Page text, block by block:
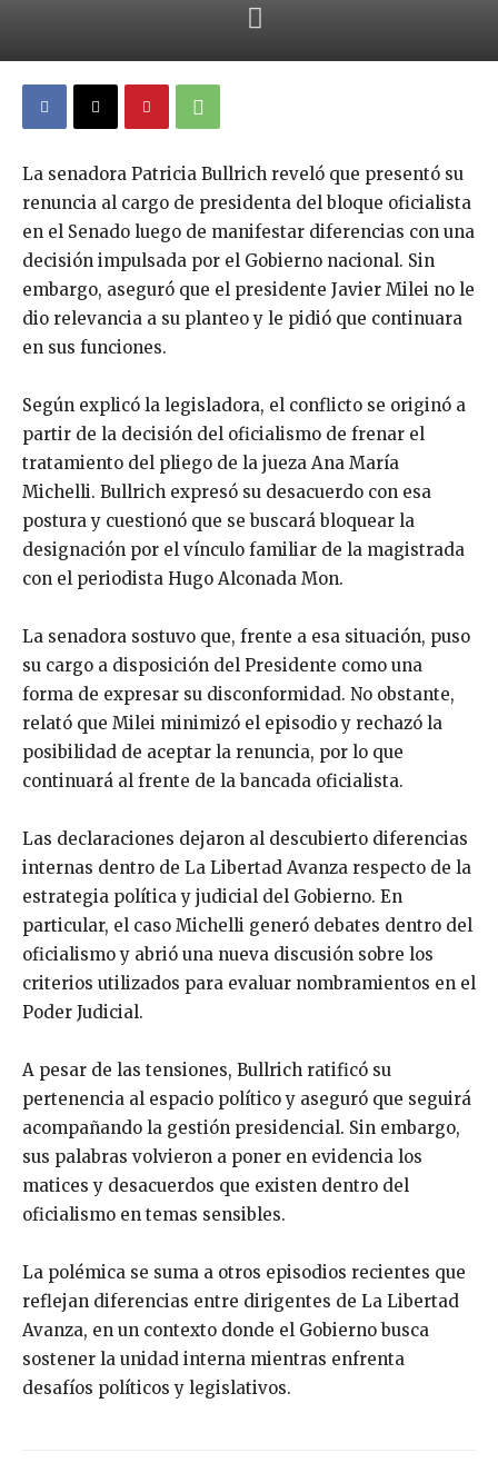
La senadora Patricia Bullrich reveló que presentó su
renuncia al cargo de presidenta del bloque oficialista
en el Senado luego de manifestar diferencias con una
decisión impulsada por el Gobierno nacional. Sin
embargo, aseguró que el presidente Javier Milei no le
dio relevancia a su planteo y le pidió que continuara
en sus funciones.
Según explicó la legisladora, el conflicto se originó a
partir de la decisión del oficialismo de frenar el
tratamiento del pliego de la jueza Ana María
Michelli. Bullrich expresó su desacuerdo con esa
postura y cuestionó que se buscará bloquear la
designación por el vínculo familiar de la magistrada
con el periodista Hugo Alconada Mon.
La senadora sostuvo que, frente a esa situación, puso
su cargo a disposición del Presidente como una
forma de expresar su disconformidad. No obstante,
relató que Milei minimizó el episodio y rechazó la
posibilidad de aceptar la renuncia, por lo que
continuará al frente de la bancada oficialista.
Las declaraciones dejaron al descubierto diferencias
internas dentro de La Libertad Avanza respecto de la
estrategia política y judicial del Gobierno. En
particular, el caso Michelli generó debates dentro del
oficialismo y abrió una nueva discusión sobre los
criterios utilizados para evaluar nombramientos en el
Poder Judicial.
A pesar de las tensiones, Bullrich ratificó su
pertenencia al espacio político y aseguró que seguirá
acompañando la gestión presidencial. Sin embargo,
sus palabras volvieron a poner en evidencia los
matices y desacuerdos que existen dentro del
oficialismo en temas sensibles.
La polémica se suma a otros episodios recientes que
reflejan diferencias entre dirigentes de La Libertad
Avanza, en un contexto donde el Gobierno busca
sostener la unidad interna mientras enfrenta
desafíos políticos y legislativos.